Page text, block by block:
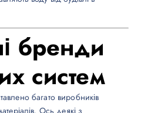
бренди
систем
багато виробників
Ось деякі з